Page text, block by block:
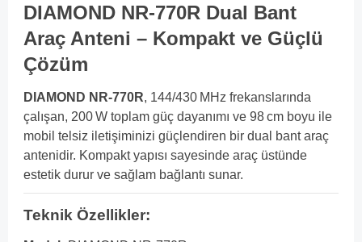
DIAMOND NR-770R Dual Bant
Araç Anteni – Kompakt ve Güçlü
Çözüm
DIAMOND NR-770R, 144/430 MHz frekanslarında
çalışan, 200 W toplam güç dayanımı ve 98 cm boyu ile
mobil telsiz iletişiminizi güçlendiren bir dual bant araç
antenidir. Kompakt yapısı sayesinde araç üstünde
estetik durur ve sağlam bağlantı sunar.
Teknik Özellikler: